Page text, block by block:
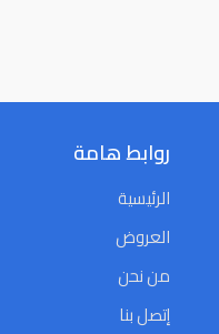
روابط هامة
الرئيسية
العروض
من نحن
إتصل بنا